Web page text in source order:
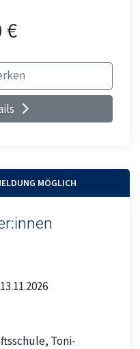
€
MÖGLICH
13.11.2026
Toni-